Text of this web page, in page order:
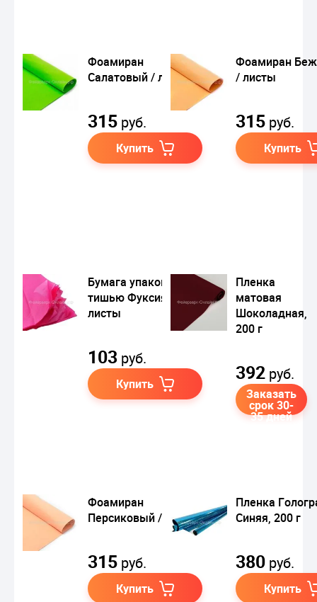
Фоамиран
Салатовый / листы
315 руб.
Купить
Фоамиран
/ листы
315 руб.
Купить
Бумага упаковочная
тишью Фуксия /
листы
103 руб.
Купить
Пленка
матовая
Шоколадная,
200 г
392 руб.
Заказать
срок 30-
35 дней
Фоамиран
Персиковый / листы
315 руб.
Купить
Пленка
Синяя, 200 г
380 руб.
Купить